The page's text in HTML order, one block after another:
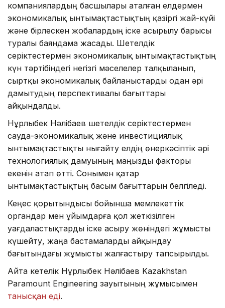
компаниялардың басшылары аталған елдермен
экономикалық ынтымақтастықтың қазіргі жай-күйі
және бірлескен жобалардың іске асырылу барысы
туралы баяндама жасады. Шетелдік
серіктестермен экономикалық ынтымақтастықтың
күн тәртібіндегі негізгі мәселелер талқыланып,
сыртқы экономикалық байланыстарды одан әрі
дамытудың перспективалы бағыттары
айқындалды.
Нұрлыбек Нәлібаев шетелдік серіктестермен
сауда-экономикалық және инвестициялық
ынтымақтастықты нығайту елдің өнеркәсіптік әрі
технологиялық дамуының маңызды факторы
екенін атап өтті. Сонымен қатар
ынтымақтастықтың басым бағыттарын белгіледі.
Кеңес қорытындысы бойынша мемлекеттік
органдар мен ұйымдарға қол жеткізілген
уағдаластықтарды іске асыру жөніндегі жұмысты
күшейту, жаңа бастамаларды айқындау
бағытындағы жұмысты жалғастыру тапсырылды.
Айта кетелік Нұрлыбек Нәлібаев Kazakhstan
Paramount Engineering зауытының жұмысымен
танысқан еді.